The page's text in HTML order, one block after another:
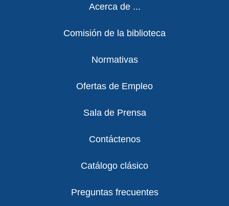
Acerca de ...
Comisión de la biblioteca
Normativas
Ofertas de Empleo
Sala de Prensa
Contáctenos
Catálogo clásico
Preguntas frecuentes